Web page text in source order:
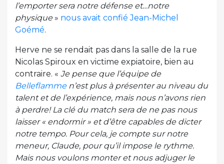
l’emporter sera notre défense et…notre
physique» nous avait confié Jean-Michel
Goémé.
Herve ne se rendait pas dans la salle de la rue
Nicolas Spiroux en victime expiatoire, bien au
contraire. « Je pense que l’équipe de
Belleflammen’est plus à présenter au niveau du
talent et de l’expérience, mais nous n’avons rien
à perdre! La clé du match sera de ne pas nous
laisser « endormir » et d’être capables de dicter
notre tempo. Pour cela, je compte sur notre
meneur, Claude, pour qu’il impose le rythme.
Mais nous voulons monter et nous adjuger le